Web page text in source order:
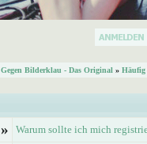
Gegen Bilderklau - Das Original » Häufig
»
Warum sollte ich mich